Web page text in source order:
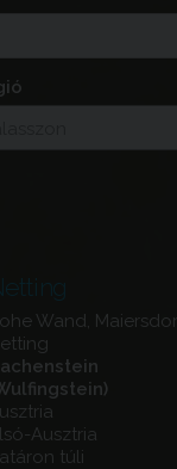
Wand,
Ausztria
túli